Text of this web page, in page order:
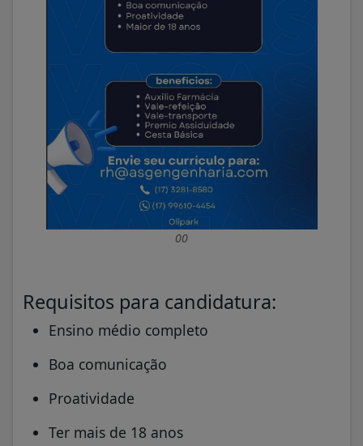
00
Requisitos para candidatura:
Ensino médio completo
Boa comunicação
Proatividade
Ter mais de 18 anos